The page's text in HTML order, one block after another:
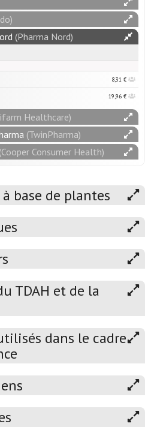
(Pharma Nord)
8,31 €
19,96 €
Healthcare)
(TwinPharma)
(Cooper Consumer Health)
base de plantes
TDAH et de la
dans le cadre